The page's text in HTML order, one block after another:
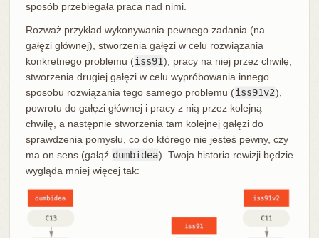
sposób przebiegała praca nad nimi.
Rozważ przykład wykonywania pewnego zadania (na
gałęzi głównej), stworzenia gałęzi w celu rozwiązania
konkretnego problemu (iss91), pracy na niej przez chwilę,
stworzenia drugiej gałęzi w celu wypróbowania innego
sposobu rozwiązania tego samego problemu (iss91v2),
powrotu do gałęzi głównej i pracy z nią przez kolejną
chwilę, a następnie stworzenia tam kolejnej gałęzi do
sprawdzenia pomysłu, co do którego nie jesteś pewny, czy
ma on sens (gałąź dumbidea). Twoja historia rewizji będzie
wygląda mniej więcej tak: